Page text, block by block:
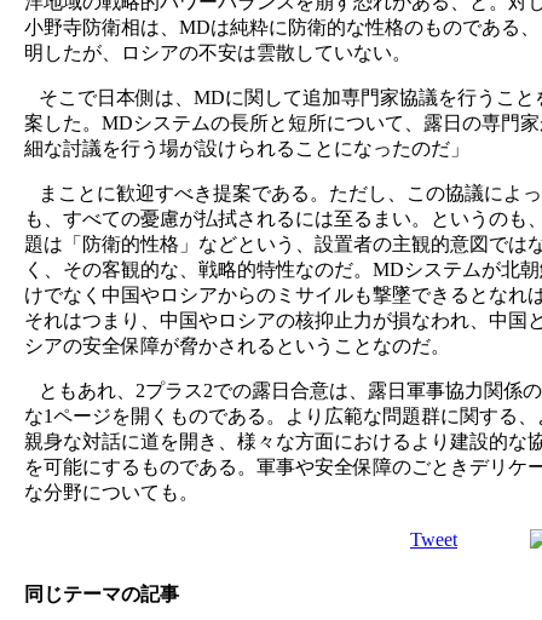
小野寺防衛相は、MDは純粋に防衛的な性格のものである
明したが、ロシアの不安は雲散していない。
そこで日本側は、MDに関して追加専門家協議を行うこと
案した。MDシステムの長所と短所について、露日の専門
細な討議を行う場が設けられることになったのだ」
まことに歓迎すべき提案である。ただし、この協議によ
も、すべての憂慮が払拭されるには至るまい。というのも
題は「防衛的性格」などという、設置者の主観的意図では
く、その客観的な、戦略的特性なのだ。MDシステムが北
けでなく中国やロシアからのミサイルも撃墜できるとなれ
それはつまり、中国やロシアの核抑止力が損なわれ、中国
シアの安全保障が脅かされるということなのだ。
ともあれ、2プラス2での露日合意は、露日軍事協力関係
な1ページを開くものである。より広範な問題群に関する、
親身な対話に道を開き、様々な方面におけるより建設的な
を可能にするものである。軍事や安全保障のごときデリケ
な分野についても。
Tweet
同じテーマの記事